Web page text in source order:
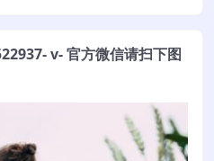
v- 官方微信请扫下图